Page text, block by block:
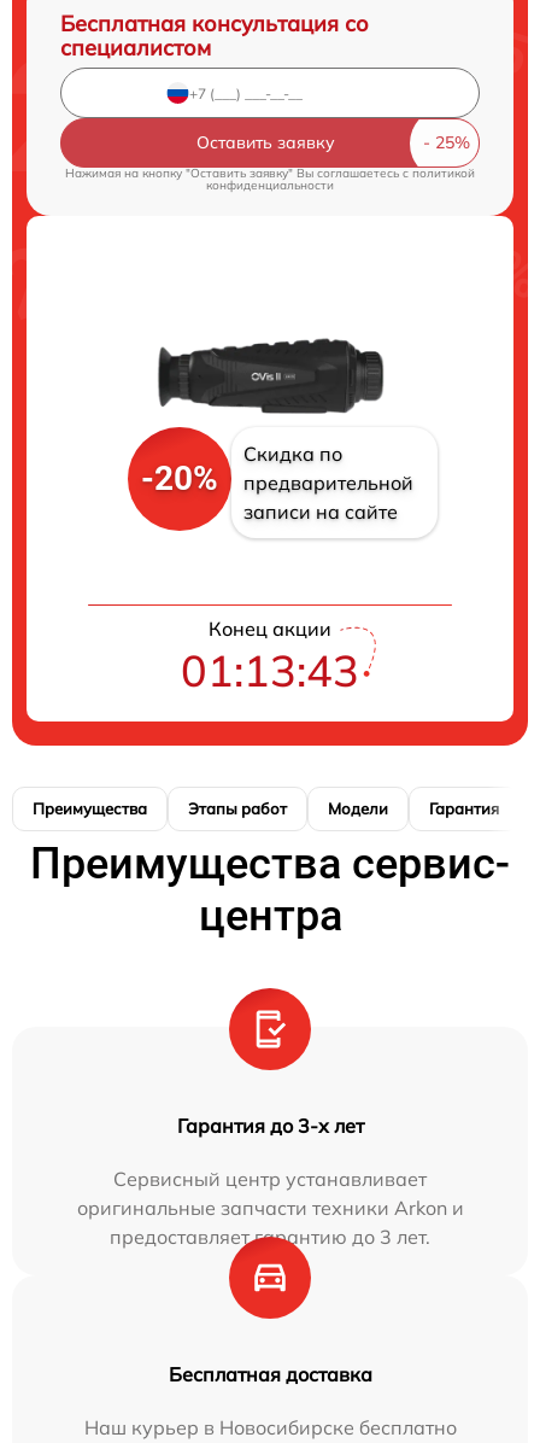
Бесплатная консультация со
специалистом
Оставить заявку
Нажимая на кнопку "Оставить заявку" Вы соглашаетесь c политикой
конфиденциальности
-20%
Скидка по
предварительной
записи на сайте
Конец акции
01:13:42
Преимущества Этапы работ Модели Гарантия
Преимущества сервис-
центра
Гарантия до 3-х лет
Сервисный центр устанавливает
оригинальные запчасти техники Arkon и
предоставляет гарантию до 3 лет.
Бесплатная доставка
Наш курьер в Новосибирске бесплатно